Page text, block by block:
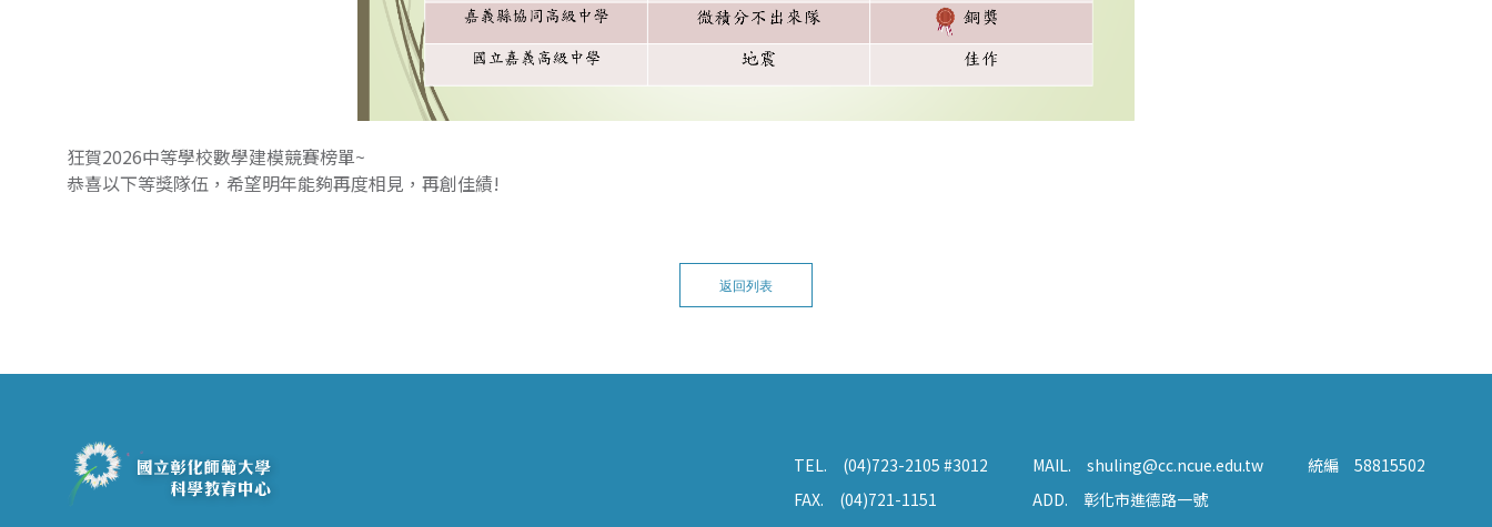
狂賀2026中等學校數學建模競賽榜單~
恭喜以下等獎隊伍，希望明年能夠再度相見，再創佳績!
返回列表
TEL. (04)723-2105 #3012
FAX. (04)721-1151
MAIL. shuling@cc.ncue.edu.tw
ADD. 彰化市進德路一號
統編 58815502